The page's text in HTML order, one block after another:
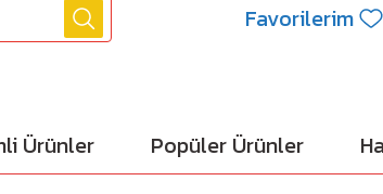
Favorilerim
Ürünler Popüler Ürünler